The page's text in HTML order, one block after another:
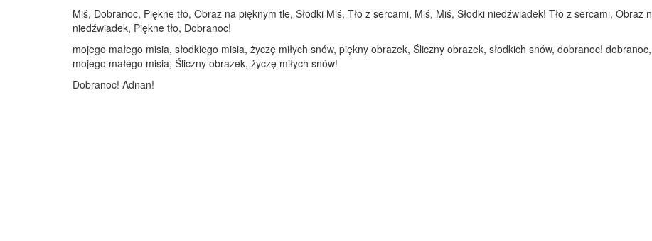
Miś, Dobranoc, Piękne tło, Obraz na pięknym tle, Słodki Miś, Tło z sercami, Miś, Miś, Słodki niedźwiadek! Tło z sercami, Obraz
niedźwiadek, Piękne tło, Dobranoc!
mojego małego misia, słodkiego misia, życzę miłych snów, piękny obrazek, Śliczny obrazek, słodkich snów, dobranoc!
mojego małego misia, Śliczny obrazek, życzę miłych snów!
Dobranoc! Adnan!